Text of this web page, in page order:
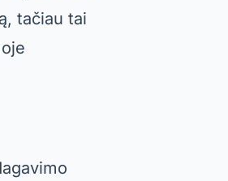
tačiau tai